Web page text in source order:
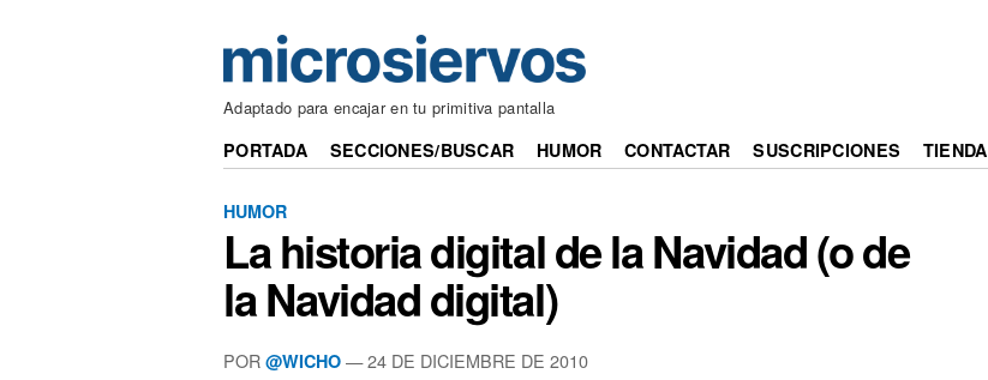
Adaptado para encajar en tu primitiva pantalla
PORTADA SECCIONES/BUSCAR HUMOR CONTACTAR SUSCRIPCIONES TIENDA
HUMOR
La historia digital de la Navidad (o de
la Navidad digital)
POR @WICHO — 24 DE DICIEMBRE DE 2010